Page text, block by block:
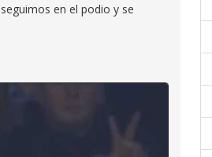
en el podio y se